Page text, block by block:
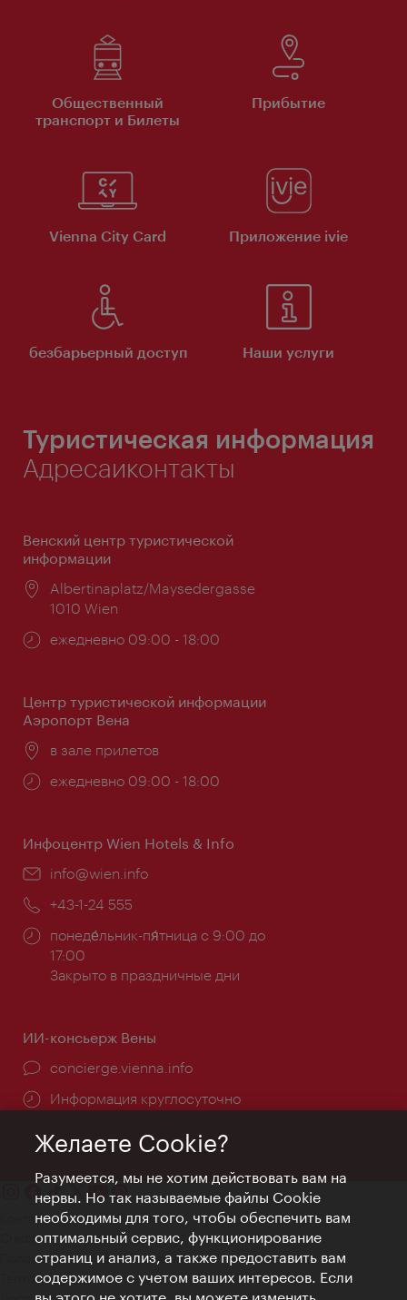
Общественный
транспорт и Билеты
Прибытие
Vienna City Card Приложение ivie
безбарьерный доступ Наши услуги
Туристическая информация
Адресаиконтакты
Венский центр туристической
информации
Расположение:
Albertinaplatz/Maysedergasse
1010 Wien
Часы
ежедневно 09:00 - 18:00
Центр туристической информации
Аэропорт Вена
Расположение:
в зале прилетов
Часы
ежедневно 09:00 - 18:00
Инфоцентр Wien Hotels & Info
Эл.
info@wien.info
Телефон:
+43-1-24 555
Часы
работы:
понеде́льник-пя́тница с 9:00 до
17:00
Закрыто в праздничные дни
ИИ-консьерж Вены
concierge.vienna.info
Информация круглосуточно
Контакт
Credits
Положение о конфиденциальности
Terms of Use
Желаете Cookie?
Разумеется, мы не хотим действовать вам на
нервы. Но так называемые файлы Cookie
необходимы для того, чтобы обеспечить вам
оптимальный сервис, функционирование
страниц и анализ, а также предоставить вам
содержимое с учетом ваших интересов. Если